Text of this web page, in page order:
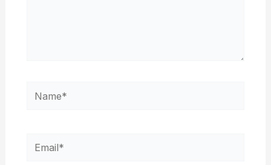
Name*
Email*